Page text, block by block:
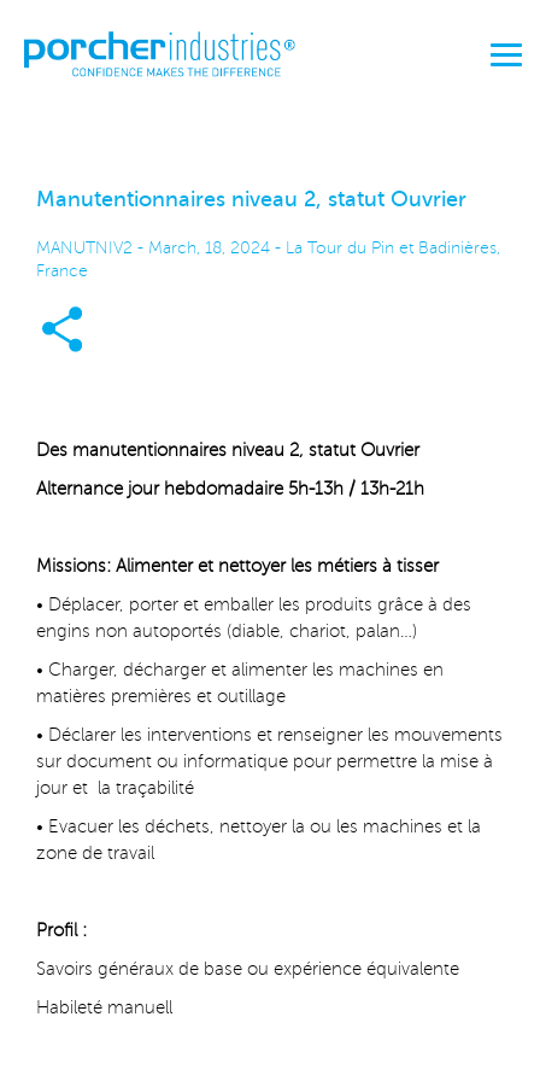
Manutentionnaires niveau 2, statut Ouvrier
MANUTNIV2 - March, 18, 2024 - La Tour du Pin et Badinières,
France
Des manutentionnaires niveau 2, statut Ouvrier
Alternance jour hebdomadaire 5h-13h / 13h-21h
Missions: Alimenter et nettoyer les métiers à tisser
• Déplacer, porter et emballer les produits grâce à des
engins non autoportés (diable, chariot, palan…)
• Charger, décharger et alimenter les machines en
matières premières et outillage
• Déclarer les interventions et renseigner les mouvements
sur document ou informatique pour permettre la mise à
jour et la traçabilité
• Evacuer les déchets, nettoyer la ou les machines et la
zone de travail
Profil :
Savoirs généraux de base ou expérience équivalente
Habileté manuell